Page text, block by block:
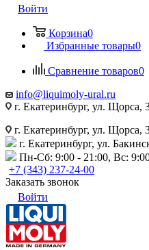
Войти
Корзина0
Избранные товары0
Сравнение товаров0
info@liquimoly-ural.ru
г. Екатеринбург, ул. Щорса,
г. Екатеринбург, ул. Щорса,
г. Екатеринбург, ул.
Пн-Сб: 9:00 - 21:00, Вс:
+7 (343) 237-24-00
Заказать звонок
Войти